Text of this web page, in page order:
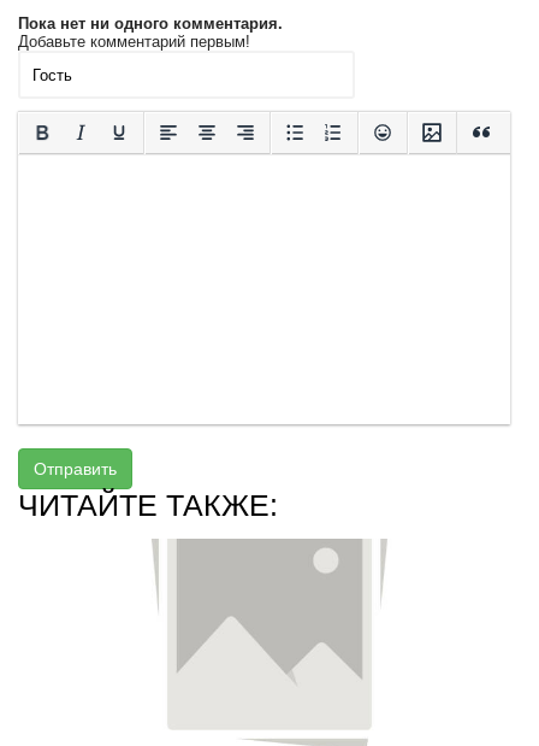
Пока нет ни одного комментария.
Добавьте комментарий первым!
Отправить
ЧИТАЙТЕ ТАКЖЕ: